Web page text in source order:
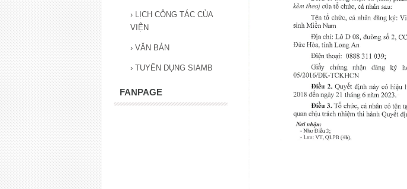
› LỊCH CÔNG TÁC CỦA
VIỆN
› VĂN BẢN
› TUYỂN DỤNG SIAMB
FANPAGE